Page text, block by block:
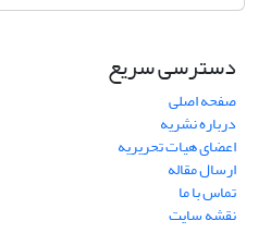
دسترسی سریع
صفحه اصلی
درباره نشریه
اعضای هیات تحریریه
ارسال مقاله
تماس با ما
نقشه سایت